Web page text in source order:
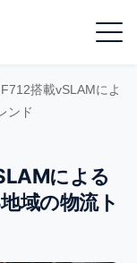
Menu
搭載vSLAMによ
ンド
による
域の物流ト